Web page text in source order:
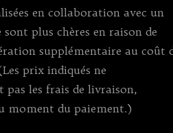
en collaboration avec un
plus chères en raison de
supplémentaire au coût
prix indiqués ne
pas les frais de livraison,
moment du paiement.)